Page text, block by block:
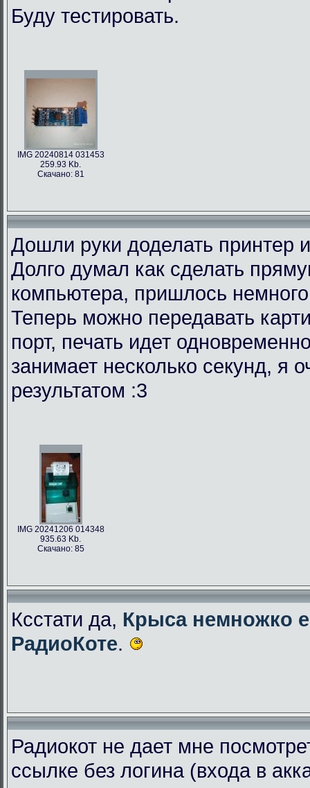
Буду тестировать.
IMG 20240814 031453
259.93 Kb.
Скачано: 81
Дошли руки доделать принтер
Долго думал как сделать
компьютера, пришлось немного
Теперь можно передавать
порт, печать идет
занимает несколько секунд, я
результатом :3
IMG 20241206 014348
935.63 Kb.
Скачано: 85
Ксстати да, Крыса немножко
РадиоКоте.
Радиокот не дает мне
ссылке без логина (входа в